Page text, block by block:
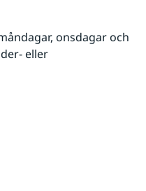
onsdagar och
eller